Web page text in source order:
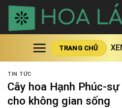
Skip
content
TRANG CHỦ
TIN TỨC
Cây hoa Hạnh Phúc-
cho không gian sống